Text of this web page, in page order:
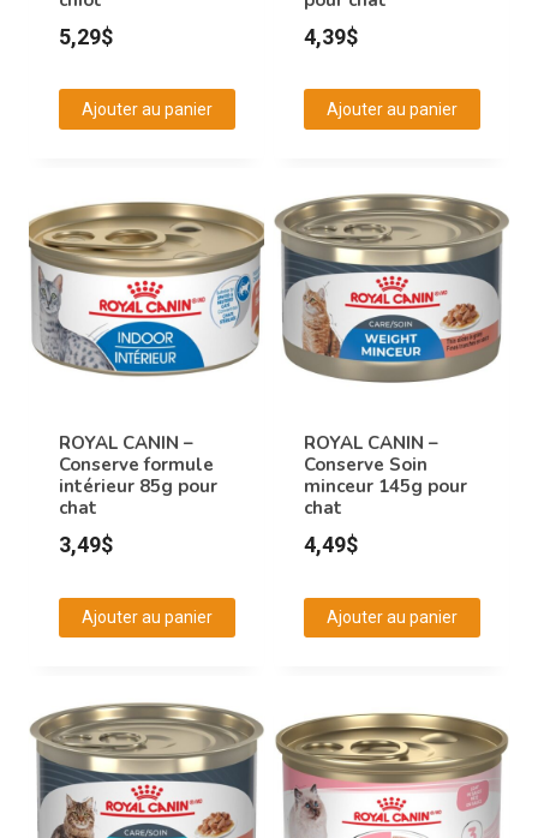
page
du
produit
page
du
produit
5,29$
Ajouter au panier
4,39$
Ajouter au panier
ROYAL CANIN –
Conserve formule
intérieur 85g pour
chat
3,49$
Ajouter au panier
ROYAL CANIN –
Conserve Soin
minceur 145g pour
chat
4,49$
Ajouter au panier